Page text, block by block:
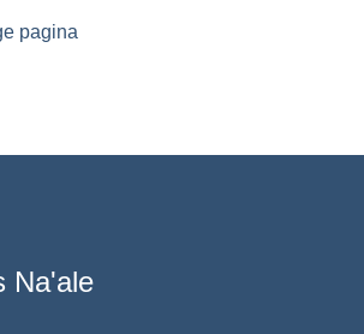
pagina
Na'ale